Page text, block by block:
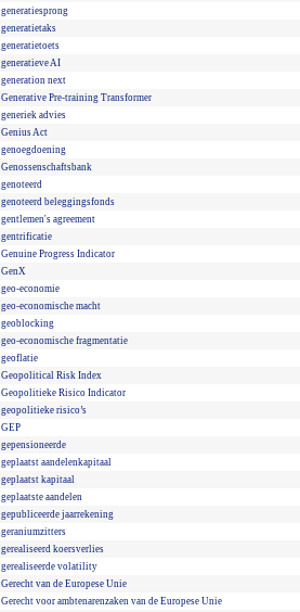
generatiesprong
generatietaks
generatietoets
generatieve AI
generation next
Generative Pre-training Transformer
generiek advies
Genius Act
genoegdoening
Genossenschaftsbank
genoteerd
genoteerd beleggingsfonds
gentlemen's agreement
gentrificatie
Genuine Progress Indicator
GenX
geo-economie
geo-economische macht
geoblocking
geo-economische fragmentatie
geoflatie
Geopolitical Risk Index
Geopolitieke Risico Indicator
geopolitieke risico’s
GEP
gepensioneerde
geplaatst aandelenkapitaal
geplaatst kapitaal
geplaatste aandelen
gepubliceerde jaarrekening
geraniumzitters
gerealiseerd koersverlies
gerealiseerde volatility
Gerecht van de Europese Unie
Gerecht voor ambtenarenzaken van de Europese Unie